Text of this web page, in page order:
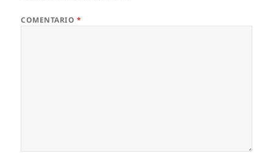
COMENTARIO *